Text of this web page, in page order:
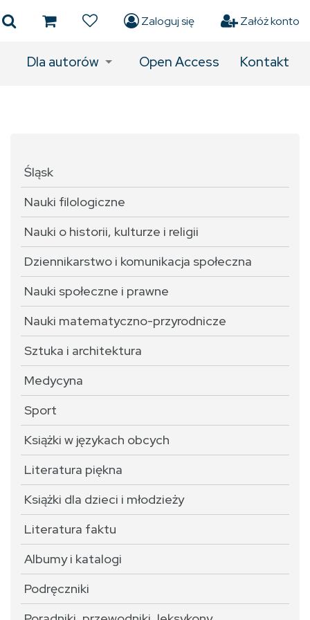
Zaloguj się Załóż konto
Dla autorów Open Access Kontakt
Śląsk
Nauki filologiczne
Nauki o historii, kulturze i religii
Dziennikarstwo i komunikacja społeczna
Nauki społeczne i prawne
Nauki matematyczno-przyrodnicze
Sztuka i architektura
Medycyna
Sport
Książki w językach obcych
Literatura piękna
Książki dla dzieci i młodzieży
Literatura faktu
Albumy i katalogi
Podręczniki